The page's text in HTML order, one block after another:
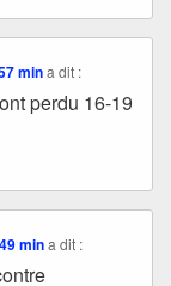
min a dit :
perdu 16-19
min a dit :